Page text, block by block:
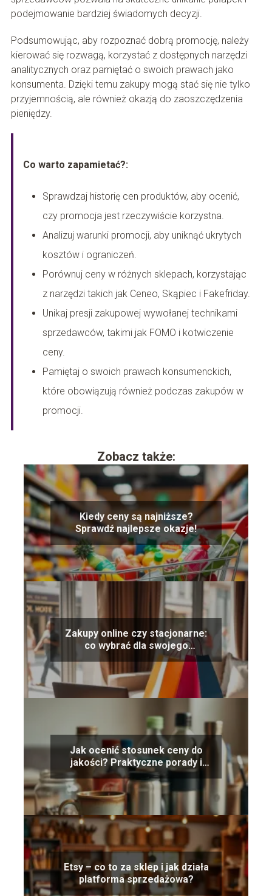
podejmowanie bardziej świadomych decyzji.
Podsumowując, aby rozpoznać dobrą promocję, należy
kierować się rozwagą, korzystać z dostępnych narzędzi
analitycznych oraz pamiętać o swoich prawach jako
konsumenta. Dzięki temu zakupy mogą stać się nie tylko
przyjemnością, ale również okazją do zaoszczędzenia
pieniędzy.
Co warto zapamietać?:
Sprawdzaj historię cen produktów, aby ocenić,
czy promocja jest rzeczywiście korzystna.
Analizuj warunki promocji, aby uniknąć ukrytych
kosztów i ograniczeń.
Porównuj ceny w różnych sklepach, korzystając
z narzędzi takich jak Ceneo, Skąpiec i Fakefriday.
Unikaj presji zakupowej wywołanej technikami
sprzedawców, takimi jak FOMO i kotwiczenie
ceny.
Pamiętaj o swoich prawach konsumenckich,
które obowiązują również podczas zakupów w
promocji.
Zobacz także:
Kiedy ceny są najniższe?
Sprawdź najlepsze okazje!
Zakupy online czy stacjonarne:
co wybrać dla swojego
komfortu?
Jak ocenić stosunek ceny do
jakości? Praktyczne porady i
wskazówki
Etsy – co to za sklep i jak działa
platforma sprzedażowa?